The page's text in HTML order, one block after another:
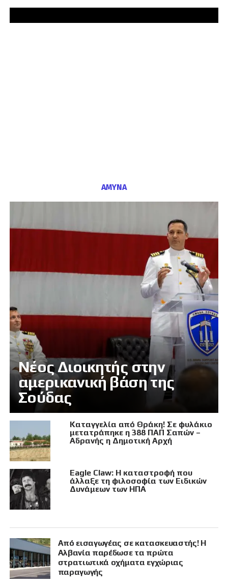
ΑΜΥΝΑ
Νέος Διοικητής στην
αμερικανική βάση της
Σούδας
Καταγγελία από Θράκη! Σε φυλάκιο
μετατράπηκε η 388 ΠΑΠ Σαπών –
Αδρανής η Δημοτική Αρχή
Eagle Claw: Η καταστροφή που
άλλαξε τη φιλοσοφία των Ειδικών
Δυνάμεων των ΗΠΑ
Από εισαγωγέας σε κατασκευαστής! Η
Αλβανία παρέδωσε τα πρώτα
στρατιωτικά οχήματα εγχώριας
παραγωγής